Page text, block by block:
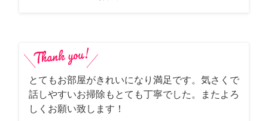
とてもお部屋がきれいになり満足です。気さくで
話しやすいお掃除もとても丁寧でした。またよろ
しくお願い致します！